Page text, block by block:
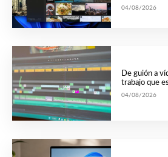
04/08/2026
De guión a
trabajo que
04/08/2026